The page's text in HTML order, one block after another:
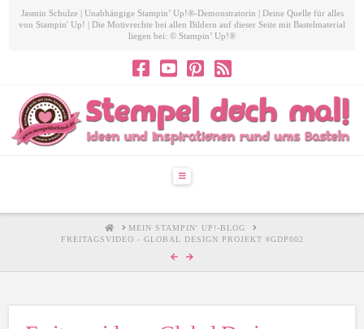
Jasmin Schulze | Unabhängige Stampin’ Up!®-Demonstratorin | Deine Quelle für alles
von Stampin' Up! | Die Motivrechte bei allen Bildern auf dieser Seite mit Bastelmaterial
liegen bei: © Stampin’ Up!®
Navigation
HOMEMEIN STAMPIN' UP!-BLOG
FREITAGSVIDEO - GLOBAL DESIGN PROJEKT #GDP002